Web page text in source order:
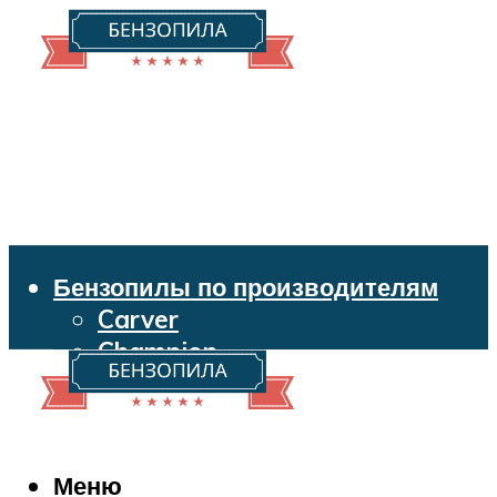
Бензопилы по производителям
Carver
Champion
Echo
Husqvarna
Makita
Меню